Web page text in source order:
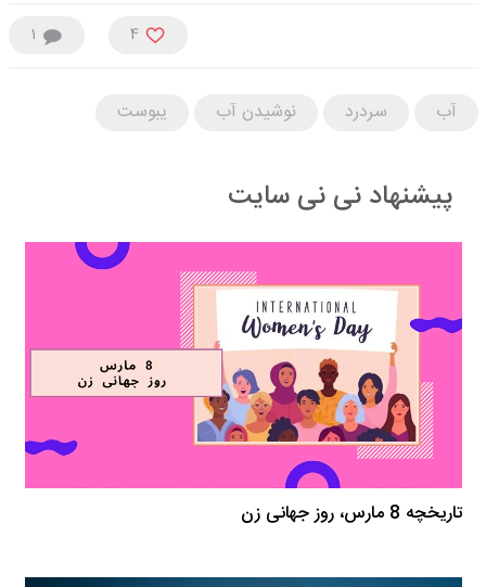
1 4
آب سردرد نوشیدن آب یبوست
پیشنهاد نی نی سایت
تاریخچه 8 مارس، روز جهانی زن